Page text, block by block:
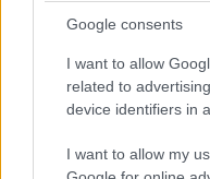
Google consents
I want to allow
related to
device identifiers in
I want to allow my
Kiemelte, hogy
csak a legnagyobb
online bűnözők
inkább célkeresztbe
legtöbbször még
védelmi